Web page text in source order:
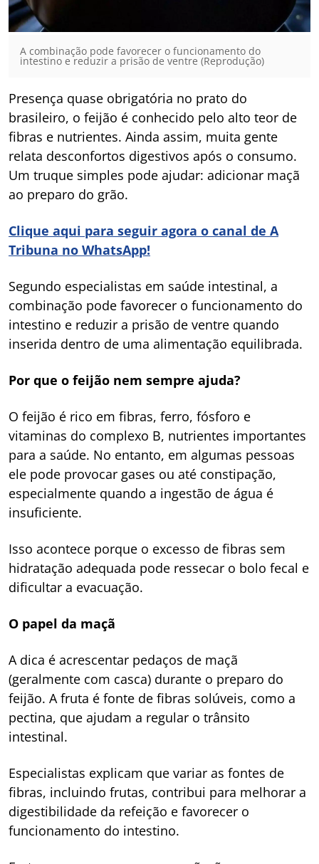
A combinação pode favorecer o funcionamento do
intestino e reduzir a prisão de ventre (Reprodução)
Presença quase obrigatória no prato do
brasileiro, o feijão é conhecido pelo alto teor de
fibras e nutrientes. Ainda assim, muita gente
relata desconfortos digestivos após o consumo.
Um truque simples pode ajudar: adicionar maçã
ao preparo do grão.
Clique aqui para seguir agora o canal de A
Tribuna no WhatsApp!
Segundo especialistas em saúde intestinal, a
combinação pode favorecer o funcionamento do
intestino e reduzir a prisão de ventre quando
inserida dentro de uma alimentação equilibrada.
Por que o feijão nem sempre ajuda?
O feijão é rico em fibras, ferro, fósforo e
vitaminas do complexo B, nutrientes importantes
para a saúde. No entanto, em algumas pessoas
ele pode provocar gases ou até constipação,
especialmente quando a ingestão de água é
insuficiente.
Isso acontece porque o excesso de fibras sem
hidratação adequada pode ressecar o bolo fecal e
dificultar a evacuação.
O papel da maçã
A dica é acrescentar pedaços de maçã
(geralmente com casca) durante o preparo do
feijão. A fruta é fonte de fibras solúveis, como a
pectina, que ajudam a regular o trânsito
intestinal.
Especialistas explicam que variar as fontes de
fibras, incluindo frutas, contribui para melhorar a
digestibilidade da refeição e favorecer o
funcionamento do intestino.